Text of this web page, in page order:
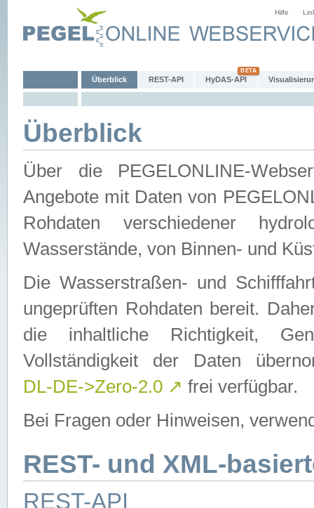
Hilfe
Überblick REST-API HyDAS-API
Überblick
Über die PEGELONLINE-
Angebote mit Daten von
Rohdaten verschiedener
Wasserstände, von Binnen- und
Die Wasserstraßen- und
ungeprüften Rohdaten bereit.
die inhaltliche Richtigkeit,
Vollständigkeit der Daten
DL-DE->Zero-2.0 ↗ frei verfügbar.
Bei Fragen oder Hinweisen,
REST- und XML-
REST-API